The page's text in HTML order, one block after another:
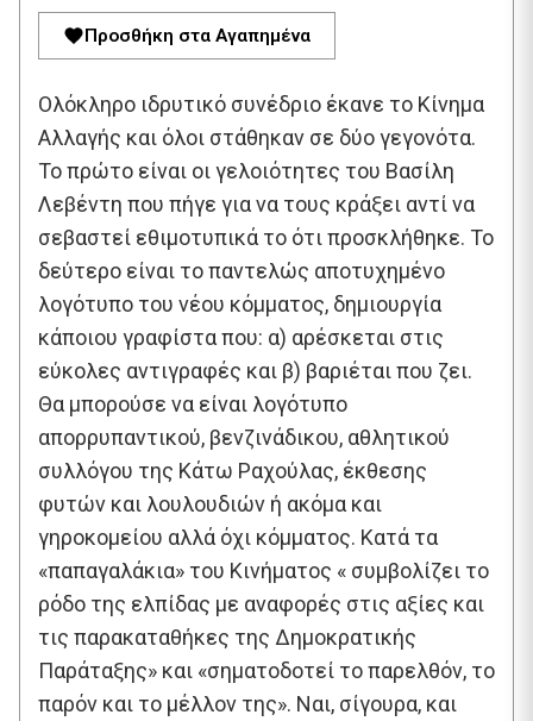
Προσθήκη στα Αγαπημένα
Ολόκληρο ιδρυτικό συνέδριο έκανε το Κίνημα
Αλλαγής και όλοι στάθηκαν σε δύο γεγονότα.
Το πρώτο είναι οι γελοιότητες του Βασίλη
Λεβέντη που πήγε για να τους κράξει αντί να
σεβαστεί εθιμοτυπικά το ότι προσκλήθηκε. Το
δεύτερο είναι το παντελώς αποτυχημένο
λογότυπο του νέου κόμματος, δημιουργία
κάποιου γραφίστα που: α) αρέσκεται στις
εύκολες αντιγραφές και β) βαριέται που ζει.
Θα μπορούσε να είναι λογότυπο
απορρυπαντικού, βενζινάδικου, αθλητικού
συλλόγου της Κάτω Ραχούλας, έκθεσης
φυτών και λουλουδιών ή ακόμα και
γηροκομείου αλλά όχι κόμματος. Κατά τα
«παπαγαλάκια» του Κινήματος « συμβολίζει το
ρόδο της ελπίδας με αναφορές στις αξίες και
τις παρακαταθήκες της Δημοκρατικής
Παράταξης» και «σηματοδοτεί το παρελθόν, το
παρόν και το μέλλον της». Ναι, σίγουρα, και